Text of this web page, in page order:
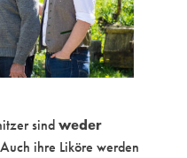
sind weder
ihre Liköre werden